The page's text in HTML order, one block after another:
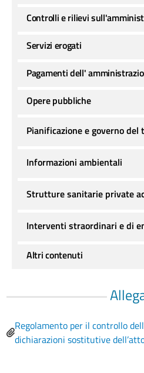
Regolamento per il controllo
dichiarazioni sostitutive
Controlli e rilievi
Servizi erogati
Pagamenti dell'
Opere pubbliche
Pianificazione e governo
Informazioni ambientali
Strutture sanitarie private
Interventi straordinari e di
Altri contenuti